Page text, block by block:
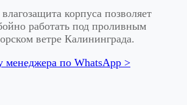
корпуса позволяет
работать под проливным
ветре Калининграда.
менеджера по WhatsApp >